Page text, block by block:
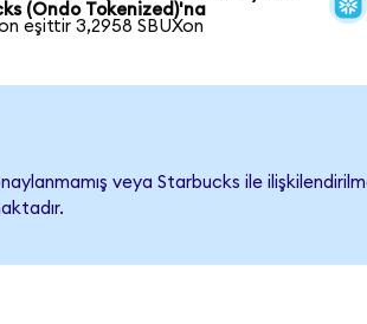
(Ondo Tokenized)'na
eşittir 3,2958 SBUXon
veya Starbucks ile